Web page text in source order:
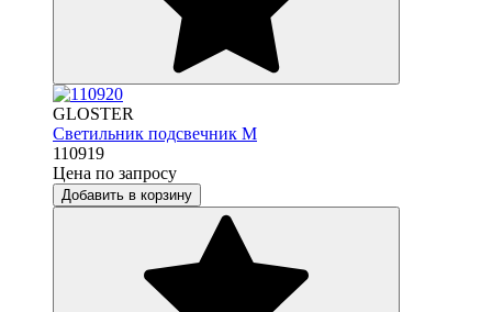
GLOSTER
Светильник подсвечник M
110919
Цена по запросу
Добавить в корзину